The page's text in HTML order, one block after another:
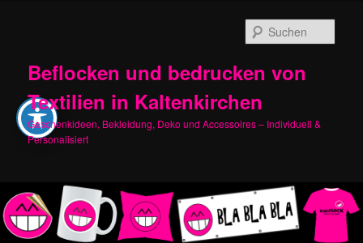
Beflocken und bedrucken von
Textilien in Kaltenkirchen
Geschenkideen, Bekleidung, Deko und Accessoires – Individuell &
Personalisiert